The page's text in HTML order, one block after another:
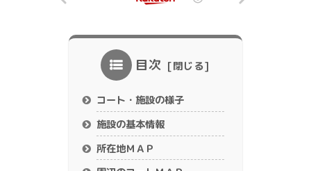
目次
コート・施設の様子
施設の基本情報
所在地ＭＡＰ